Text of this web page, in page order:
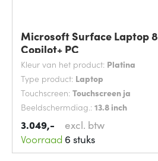
Microsoft Surface Laptop 8
Copilot+ PC
Kleur van het product: Platina
Type product: Laptop
Touchscreen: Touchscreen ja
Beeldschermdiag.: 13.8 inch
3.049,-
excl. btw
Voorraad 6 stuks